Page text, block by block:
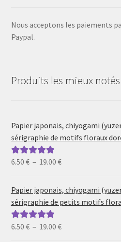
Nous acceptons les paiements
Paypal.
Produits les mieux notés
Papier japonais, chiyogami
sérigraphie de motifs floraux
Note5.00sur
6.50 € – 19.00 €Plage
prix :
6.50 €
19.00 €
Papier japonais, chiyogami
sérigraphie de petits motifs
Note5.00sur
6.50 € – 19.00 €Plage